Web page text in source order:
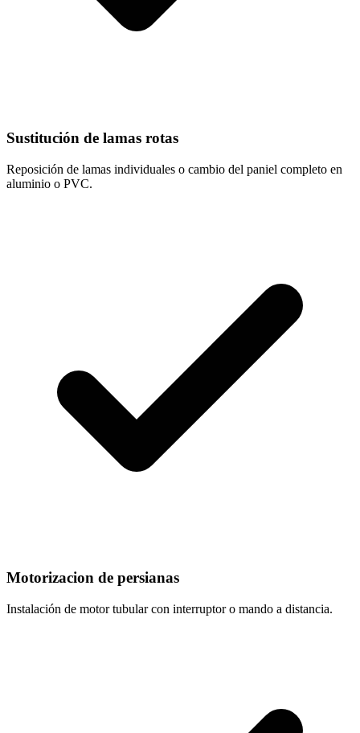
Sustitución de lamas rotas
Reposición de lamas individuales o cambio del paniel completo en
aluminio o PVC.
Motorizacion de persianas
Instalación de motor tubular con interruptor o mando a distancia.